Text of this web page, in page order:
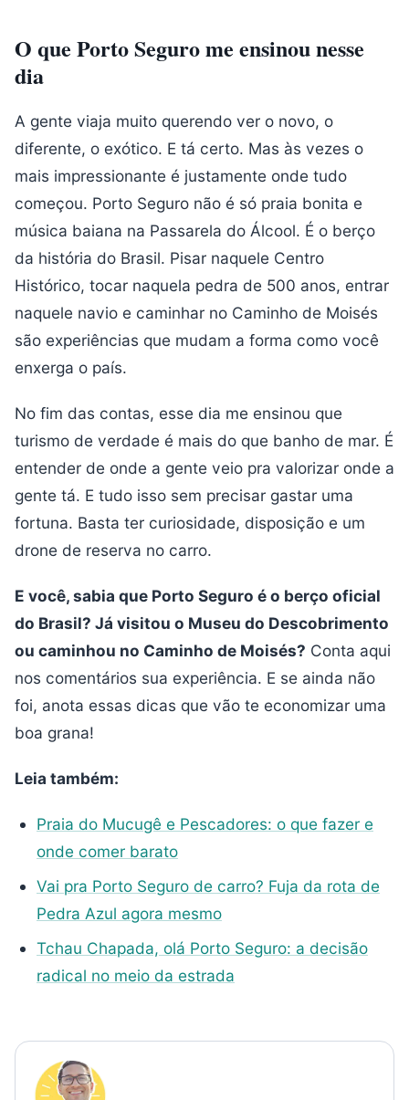
O que Porto Seguro me ensinou nesse
dia
A gente viaja muito querendo ver o novo, o
diferente, o exótico. E tá certo. Mas às vezes o
mais impressionante é justamente onde tudo
começou. Porto Seguro não é só praia bonita e
música baiana na Passarela do Álcool. É o berço
da história do Brasil. Pisar naquele Centro
Histórico, tocar naquela pedra de 500 anos, entrar
naquele navio e caminhar no Caminho de Moisés
são experiências que mudam a forma como você
enxerga o país.
No fim das contas, esse dia me ensinou que
turismo de verdade é mais do que banho de mar. É
entender de onde a gente veio pra valorizar onde a
gente tá. E tudo isso sem precisar gastar uma
fortuna. Basta ter curiosidade, disposição e um
drone de reserva no carro.
E você, sabia que Porto Seguro é o berço oficial
do Brasil? Já visitou o Museu do Descobrimento
ou caminhou no Caminho de Moisés? Conta aqui
nos comentários sua experiência. E se ainda não
foi, anota essas dicas que vão te economizar uma
boa grana!
Leia também:
Praia do Mucugê e Pescadores: o que fazer e
onde comer barato
Vai pra Porto Seguro de carro? Fuja da rota de
Pedra Azul agora mesmo
Tchau Chapada, olá Porto Seguro: a decisão
radical no meio da estrada